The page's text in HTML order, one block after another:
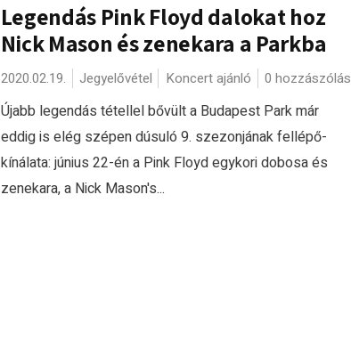
Legendás Pink Floyd dalokat hoz
Nick Mason és zenekara a Parkba
2020.02.19. Jegyelővétel Koncert ajánló 0 hozzászólás
Újabb legendás tétellel bővült a Budapest Park már
eddig is elég szépen dúsuló 9. szezonjának fellépő-
kínálata: június 22-én a Pink Floyd egykori dobosa és
zenekara, a Nick Mason's...